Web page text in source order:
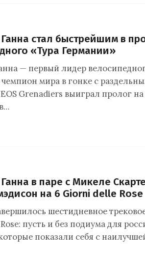
стал быстрейшим в
«Тура Германии»
— первый лидер
мира в гонке с
Grenadiers выиграл пролог на
в паре с Микеле
на 6 Giorni delle Rose
шестидневное
пусть и без подиума для
показали себя с